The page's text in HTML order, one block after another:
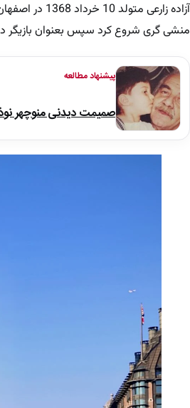
آزاده
منشی گری شروع کرد سپس بعنوان بازیگر
پیشنهاد مطالعه
صمیمت دیدنی منوچهر